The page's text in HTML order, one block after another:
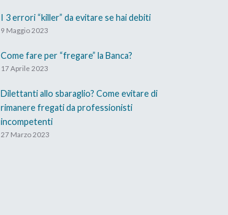
I 3 errori “killer” da evitare se hai debiti
9 Maggio 2023
Come fare per “fregare” la Banca?
17 Aprile 2023
Dilettanti allo sbaraglio? Come evitare di
rimanere fregati da professionisti
incompetenti
27 Marzo 2023